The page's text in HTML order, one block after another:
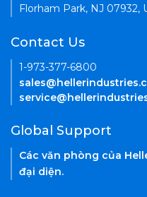
Florham Park, NJ 07932,
Contact Us
1-973-377-6800
Global Support
Các văn phòng của
đại diện.